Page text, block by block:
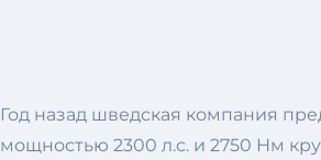
Год назад шведская компания
мощностью 2300 л.с. и 2750 Нм